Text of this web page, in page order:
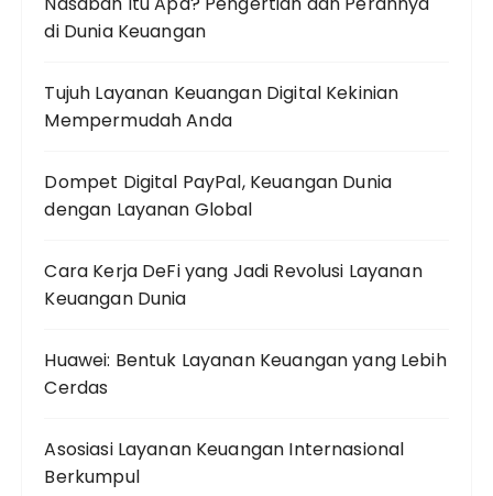
di Dunia Keuangan
Tujuh Layanan Keuangan Digital Kekinian
Mempermudah Anda
Dompet Digital PayPal, Keuangan Dunia
dengan Layanan Global
Cara Kerja DeFi yang Jadi Revolusi Layanan
Keuangan Dunia
Huawei: Bentuk Layanan Keuangan yang Lebih
Cerdas
Asosiasi Layanan Keuangan Internasional
Berkumpul